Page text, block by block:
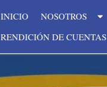
INICIO NOSOTROS
RENDICIÓN DE CUENTAS